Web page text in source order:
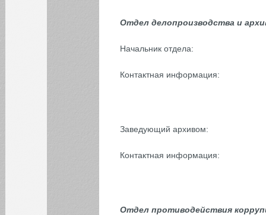
Отдел делопроизводства и
Начальник отдела:
Контактная информация:
Заведующий архивом:
Контактная информация:
Отдел противодействия